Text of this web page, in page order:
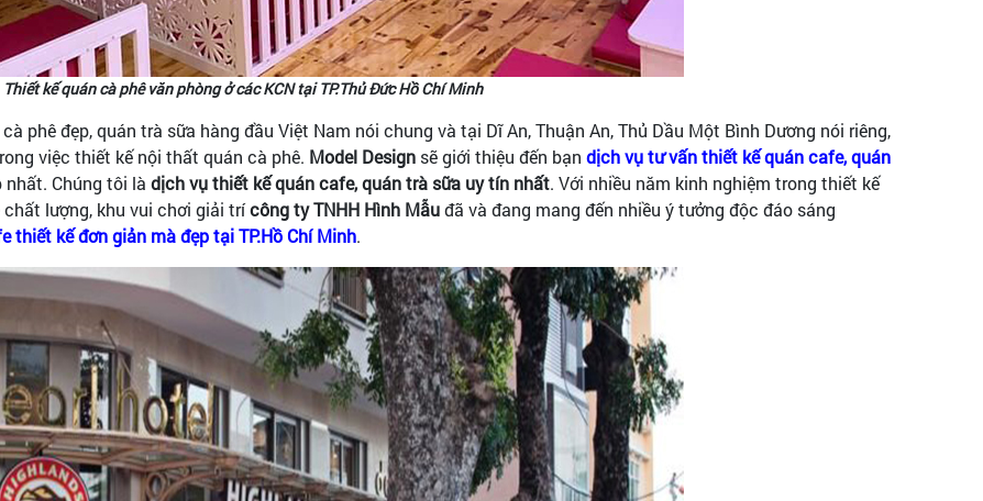
Thiết kế quán cà phê văn phòng ở các KCN tại TP.Thủ Đức Hồ Chí Minh
phê đẹp, quán trà sữa hàng đầu Việt Nam nói chung và tại Dĩ An, Thuận An, Thủ Dầu Một Bình Dương nói riêng,
việc thiết kế nội thất quán cà phê. Model Design sẽ giới thiệu đến bạn dịch vụ tư vấn thiết kế quán cafe, quán
nhất. Chúng tôi là dịch vụ thiết kế quán cafe, quán trà sữa uy tín nhất. Với nhiều năm kinh nghiệm trong thiết kế
lượng, khu vui chơi giải trícông ty TNHH Hình Mẫuđã và đang mang đến nhiều ý tưởng độc đáo sáng
thiết kế đơn giản mà đẹp tại TP.Hồ Chí Minh.